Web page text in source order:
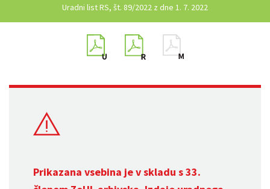
Uradni list RS, št. 89/2022 z dne 1. 7. 2022
Prikazana vsebina je v skladu s 33.